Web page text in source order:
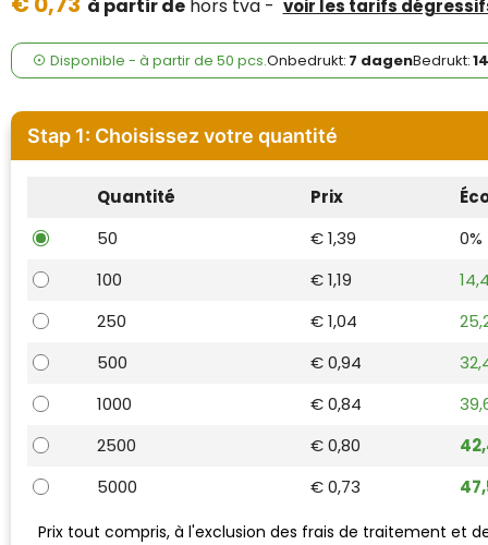
Fresh 'n Rebel
GolfOriginals
James Harvest
Kingcap
MyKit
Ocean Bottle
Parker
à partir dehors tva - voir les tarifs
Disponible - à partir de 50 pcs.Onbedrukt: 7 dagenBedrukt:
Stap 1: Choisissez votre quantité
Quantité Prix
50
€ 1,39
0%
100
€ 1,19
250
€ 1,04
500
€ 0,94
1000
€ 0,84
2500
€ 0,80
5000
€ 0,73
Prix tout compris, à l'exclusion des frais de traitement et